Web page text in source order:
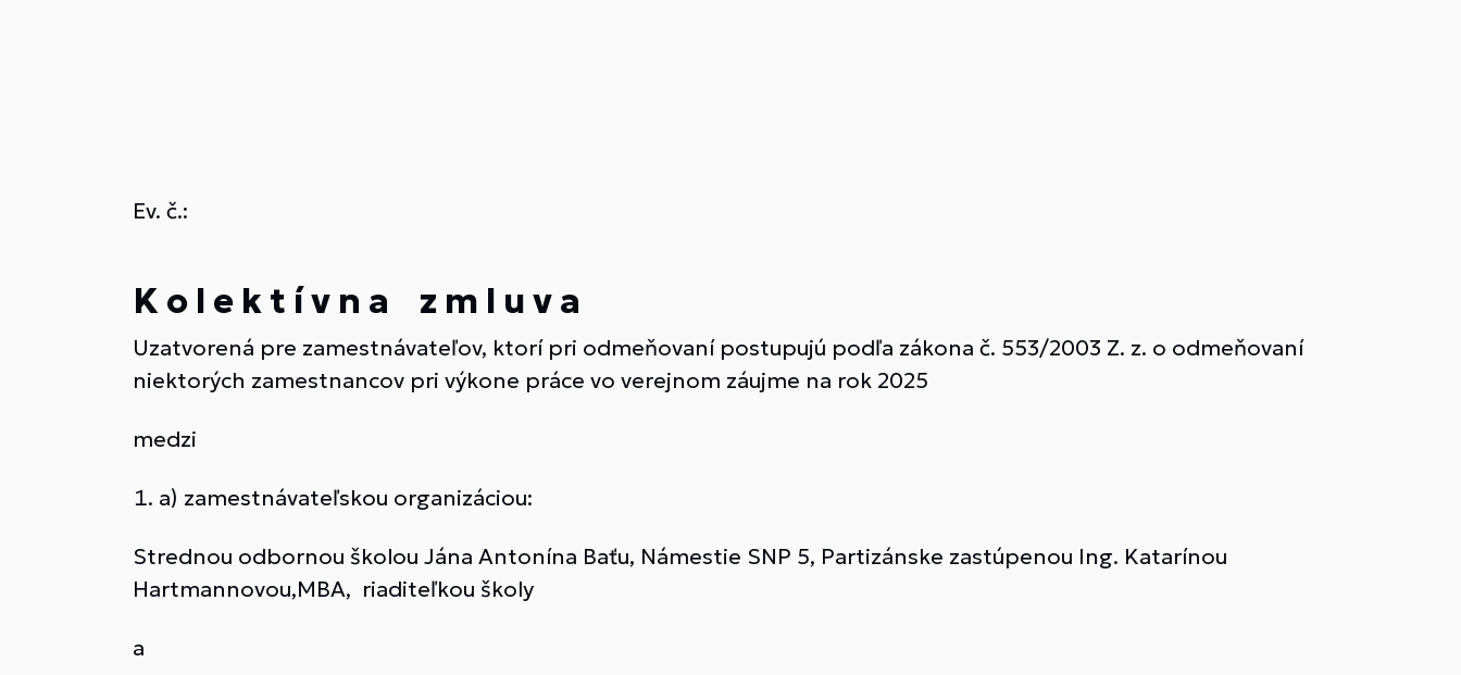
Ev. č.:
K o l e k t í v n a z m l u v a
Uzatvorená pre zamestnávateľov, ktorí pri odmeňovaní postupujú podľa zákona č. 553/2003 Z. z. o odmeňovaní
niektorých zamestnancov pri výkone práce vo verejnom záujme na rok 2025
medzi
a) zamestnávateľskou organizáciou:
Strednou odbornou školou Jána Antonína Baťu, Námestie SNP 5, Partizánske zastúpenou Ing. Katarínou
Hartmannovou,MBA, riaditeľkou školy
a